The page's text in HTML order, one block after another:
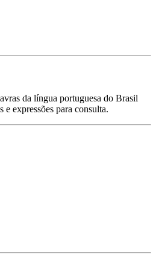
da língua portuguesa do Brasil
expressões para consulta.